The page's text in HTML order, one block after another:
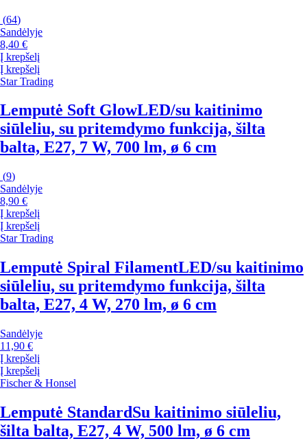
(64)
Sandėlyje
8,40 €
Į krepšelį
Į krepšelį
Star Trading
Lemputė Soft GlowLED/su kaitinimo
siūleliu, su pritemdymo funkcija, šilta
balta, E27, 7 W, 700 lm, ø 6 cm
(9)
Sandėlyje
8,90 €
Į krepšelį
Į krepšelį
Star Trading
Lemputė Spiral FilamentLED/su kaitinimo
siūleliu, su pritemdymo funkcija, šilta
balta, E27, 4 W, 270 lm, ø 6 cm
Sandėlyje
11,90 €
Į krepšelį
Į krepšelį
Fischer & Honsel
Lemputė StandardSu kaitinimo siūleliu,
šilta balta, E27, 4 W, 500 lm, ø 6 cm